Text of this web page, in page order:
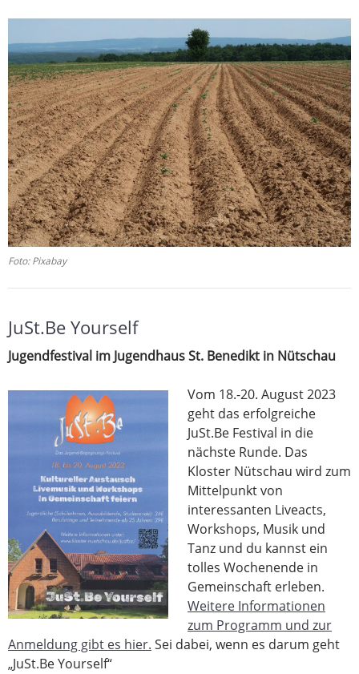
Foto: Pixabay
JuSt.Be Yourself
Jugendfestival im Jugendhaus St. Benedikt in Nütschau
Vom 18.-20. August 2023
geht das erfolgreiche
JuSt.Be Festival in die
nächste Runde. Das
Kloster Nütschau wird zum
Mittelpunkt von
interessanten Liveacts,
Workshops, Musik und
Tanz und du kannst ein
tolles Wochenende in
Gemeinschaft erleben.
Weitere Informationen
zum Programm und zur
Anmeldung gibt es hier. Sei dabei, wenn es darum geht
„JuSt.Be Yourself“